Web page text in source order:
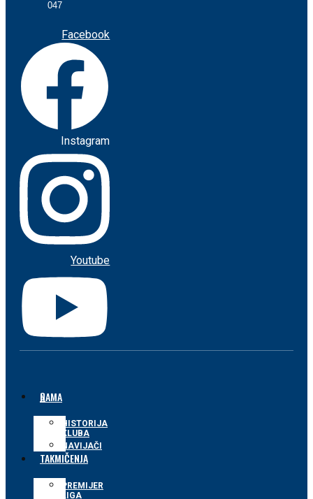
047
Facebook
Instagram
Youtube
O NAMA
HISTORIJA
KLUBA
NAVIJAČI
TAKMIČENJA
PREMIJER
LIGA